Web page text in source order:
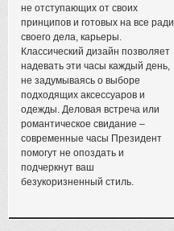
не отступающих от своих
принципов и готовых на все ради
своего дела, карьеры.
Классический дизайн позволяет
надевать эти часы каждый день,
не задумываясь о выборе
подходящих аксессуаров и
одежды. Деловая встреча или
романтическое свидание –
современные часы Президент
помогут не опоздать и
подчеркнут ваш
безукоризненный стиль.